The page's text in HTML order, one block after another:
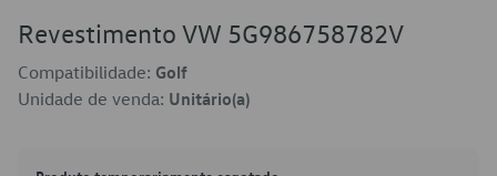
Revestimento VW 5G986758782V
Compatibilidade: Golf
Unidade de venda: Unitário(a)